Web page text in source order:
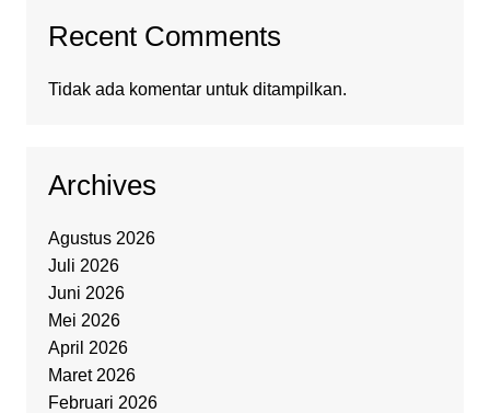
Recent Comments
Tidak ada komentar untuk ditampilkan.
Archives
Agustus 2026
Juli 2026
Juni 2026
Mei 2026
April 2026
Maret 2026
Februari 2026